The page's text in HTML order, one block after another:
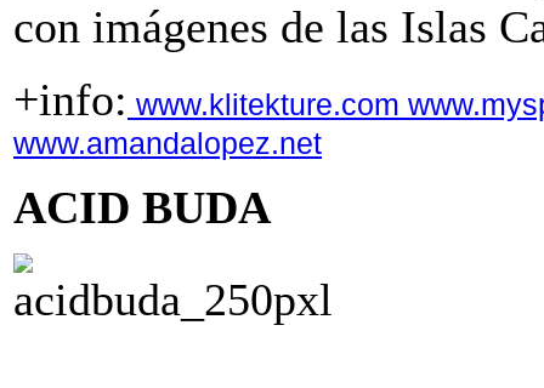
con imágenes de las Islas
+info: www.klitekture.com
www.amandalopez.net
ACID BUDA